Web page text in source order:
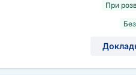
При